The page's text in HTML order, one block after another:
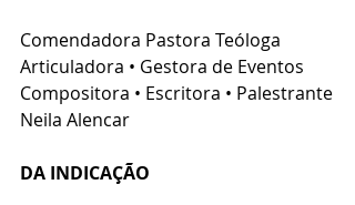
Comendadora Pastora Teóloga
Articuladora • Gestora de Eventos
Compositora • Escritora • Palestrante
Neila Alencar
DA INDICAÇÃO